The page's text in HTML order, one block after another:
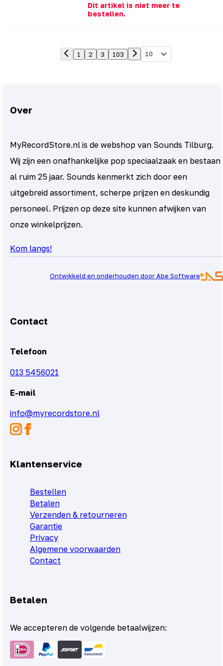
Dit artikel is niet meer te
bestellen.
1 2 3 103 10
Over
MyRecordStore.nl is de webshop van Sounds Tilburg.
Wij zijn een onafhankelijke pop speciaalzaak en bestaan
al ruim 25 jaar. Sounds kenmerkt zich door een
uitgebreid assortiment, scherpe prijzen en deskundig
personeel. Prijzen op deze site kunnen afwijken van
onze winkelprijzen.
Kom langs!
Ontwikkeld en onderhouden door Abe Software
Contact
Telefoon
013 5456021
E-mail
info@myrecordstore.nl
Klantenservice
Bestellen
Betalen
Verzenden & retourneren
Garantie
Privacy
Algemene voorwaarden
Contact
Betalen
We accepteren de volgende betaalwijzen: